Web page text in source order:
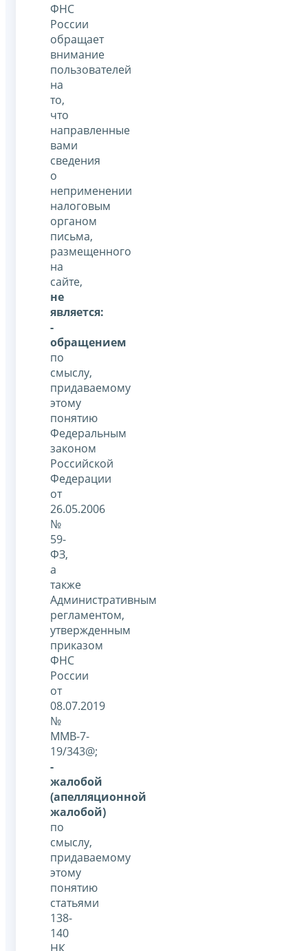
ФНС
России
обращает
внимание
пользователей
на
то,
что
направленные
вами
сведения
о
неприменении
налоговым
органом
письма,
размещенного
на
сайте,
не
является:
-
обращением
по
смыслу,
придаваемому
этому
понятию
Федеральным
законом
Российской
Федерации
от
26.05.2006
№
59-
ФЗ,
а
также
Административным
регламентом,
утвержденным
приказом
ФНС
России
от
08.07.2019
№
ММВ-7-
19/343@;
-
жалобой
(апелляционной
жалобой)
по
смыслу,
придаваемому
этому
понятию
статьями
138-
140